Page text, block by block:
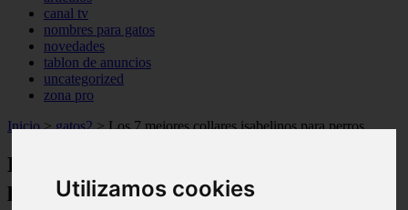
Utilizamos cookies
canal tv
nombres para gatos
novedades
tablon de anuncios
uncategorized
zona pro
Inicio > gatos2 >Los 7 mejores collares isabelinos para perros
Los 7 mejores collares isabelinos para
perros